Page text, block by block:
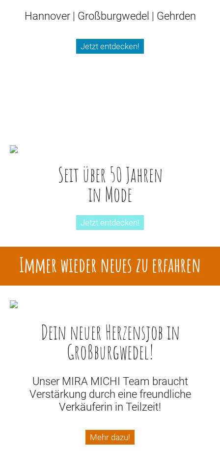
Hannover | Großburgwedel | Gehrden
Jetzt entdecken!
Seit über 50 Jahren
in Mode
Jetzt entdecken!
Immer wieder neues zu erfahren
Dein neuer Herzensjob in
Großburgwedel!
Unser MIRA MICHI Team braucht
Verstärkung durch eine freundliche
Verkäuferin in Teilzeit!
Mehr dazu!